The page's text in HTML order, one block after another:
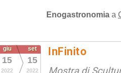
Enogastronomia a
giu
15
2022
set
15
2022
InFinito